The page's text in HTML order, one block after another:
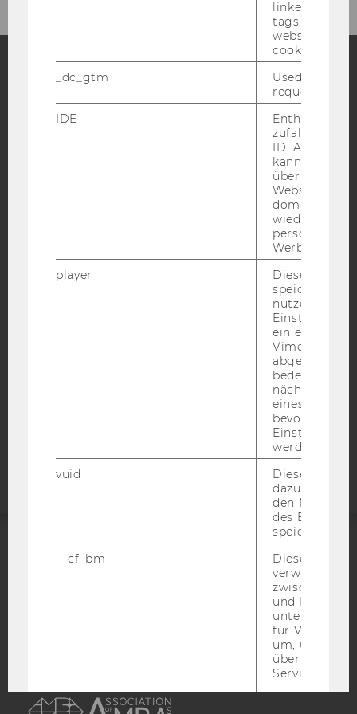
Blog
Bluesky
BARRIEREFREIHEITSERKLÄRUNG WEBSEITE
DATENSCHUTZERKLÄRUNG SOCIAL MEDIA
STUDIENBEWERBER*INNEN UND STUDIERENDE
Barrierefreiheitserklärung
ACCREDITED BY:
AMBA
linked, the
tags on the
website read
cookie.
_dc_gtm
Used to
request rate.
IDE
Enthält eine
ID. Anhand
kann Google
über
Websites
Werbung
player
Dieses Cookie
speichert
ein
Vimeo-Video
abgespielt
bedeutet,
nächsten
eines Vimeo-
bevorzugten
werden.
vuid
Dieser
dazu
den
des
speichern.
__cf_bm
Dieses
verwendet,
zwischen
und Bots zu
für Vimeo
um, um
über die
Service zu
_uetvid